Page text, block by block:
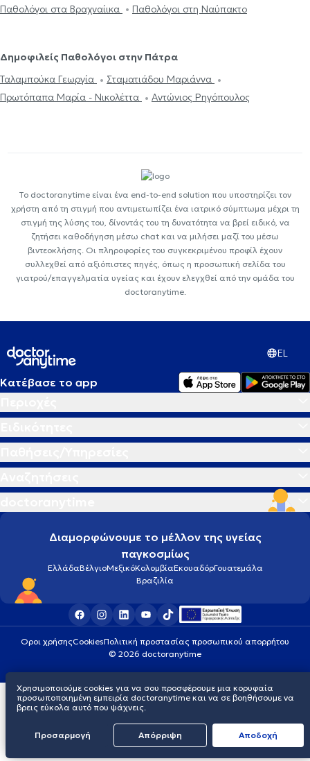
Παθολόγοι στα Βραχναίικα
Παθολόγοι στη Ναύπακτο
Δημοφιλείς Παθολόγοι στην Πάτρα
Ταλαμπούκα Γεωργία
Σταματιάδου Μαριάννα
Πρωτόπαπα Μαρία - Νικολέττα
Αντώνιος Ρηγόπουλος
Το doctoranytime είναι ένα end-to-end solution που υποστηρίζει τον
χρήστη από τη στιγμή που αντιμετωπίζει ένα ιατρικό σύμπτωμα μέχρι τη
στιγμή της λύσης του, δίνοντάς του τη δυνατότητα να βρεί ειδικό, να
ζητήσει καθοδήγηση μέσω chat και να μιλήσει μαζί του μέσω
βιντεοκλήσης. Οι πληροφορίες του συγκεκριμένου προφίλ έχουν
συλλεχθεί από αξιόπιστες πηγές, όπως η προσωπική σελίδα του
γιατρού/επαγγελματία υγείας και έχουν ελεγχθεί από την ομάδα του
doctoranytime.
EL
Κατέβασε το app
Διαμορφώνουμε το μέλλον της υγείας
παγκοσμίως
ΕλλάδαΒέλγιοΜεξικόΚολομβίαΕκουαδόρΓουατεμάλα
Βραζιλία
Οροι χρήσηςCookiesΠολιτική προστασίας προσωπικού απορρήτου
© 2026 doctoranytime
Χρησιμοποιούμε cookies για να σου προσφέρουμε μια κορυφαία
προσωποποιημένη εμπειρία doctoranytime και να σε βοηθήσουμε να
βρεις εύκολα αυτό που ψάχνεις.
Προσαρμογή Απόρριψη Aποδοχή